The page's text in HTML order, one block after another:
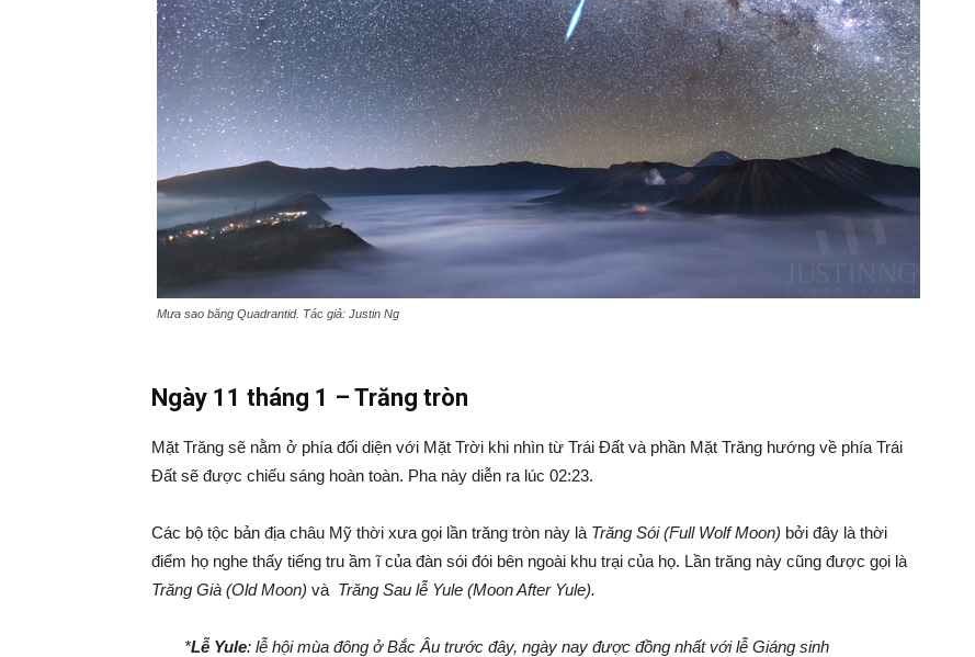
Mưa sao băng Quadrantid. Tác giả: Justin Ng
Ngày 11 tháng 1 – Trăng tròn
Mặt Trăng sẽ nằm ở phía đối diện với Mặt Trời khi nhìn từ Trái Đất và phần Mặt Trăng hướng về phía Trái
Đất sẽ được chiếu sáng hoàn toàn. Pha này diễn ra lúc 02:23.
Các bộ tộc bản địa châu Mỹ thời xưa gọi lần trăng tròn này là Trăng Sói (Full Wolf Moon) bởi đây là thời
điểm họ nghe thấy tiếng tru ầm ĩ của đàn sói đói bên ngoài khu trại của họ. Lần trăng này cũng được gọi là
Trăng Già (Old Moon) và Trăng Sau lễ Yule (Moon After Yule).
*Lễ Yule: lễ hội mùa đông ở Bắc Âu trước đây, ngày nay được đồng nhất với lễ Giáng sinh